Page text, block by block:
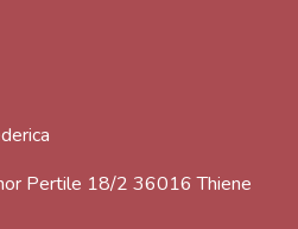
Pertile 18/2 36016 Thiene